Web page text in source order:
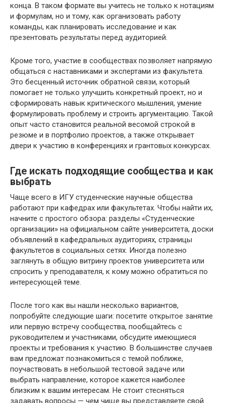
конца. В таком формате вы учитесь не только к нотациям
и формулам, но и тому, как организовать работу
команды, как планировать исследование и как
презентовать результаты перед аудиторией.
Кроме того, участие в сообществах позволяет напрямую
общаться с наставниками и экспертами из факультета.
Это бесценный источник обратной связи, который
помогает не только улучшить конкретный проект, но и
сформировать навык критического мышления, умение
формулировать проблему и строить аргументацию. Такой
опыт часто становится реальной весомой строкой в
резюме и в портфолио проектов, а также открывает
двери к участию в конференциях и грантовых конкурсах.
Где искать подходящие сообщества и как
выбрать
Чаще всего в ИГУ студенческие научные общества
работают при кафедрах или факультетах. Чтобы найти их,
начните с простого обзора: разделы «Студенческие
организации» на официальном сайте университета, доски
объявлений в кафедральных аудиториях, страницы
факультетов в социальных сетях. Иногда полезно
заглянуть в общую витрину проектов университета или
спросить у преподавателя, к кому можно обратиться по
интересующей теме.
После того как вы нашли несколько вариантов,
попробуйте следующие шаги: посетите открытое занятие
или первую встречу сообщества, пообщайтесь с
руководителем и участниками, обсудите имеющиеся
проекты и требования к участию. В большинстве случаев
вам предложат познакомиться с темой поближе,
поучаствовать в небольшой тестовой задаче или
выбрать направление, которое кажется наиболее
близким к вашим интересам. Не стоит стесняться
задавать вопросы — чем чище вы представляете свой